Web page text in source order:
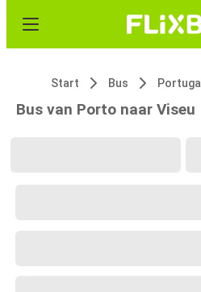
Start Bus Portugal
Bus van Porto naar Viseu